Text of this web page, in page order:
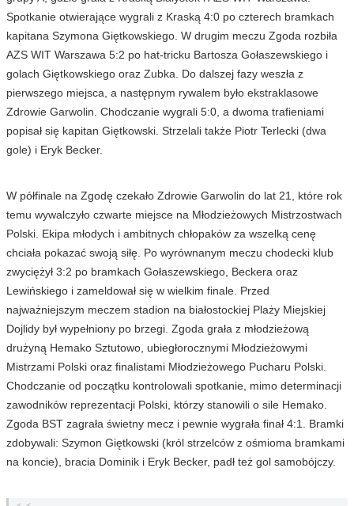
Spotkanie otwierające wygrali z Kraską 4:0 po czterech bramkach
kapitana Szymona Giętkowskiego. W drugim meczu Zgoda rozbiła
AZS WIT Warszawa 5:2 po hat-tricku Bartosza Gołaszewskiego i
golach Giętkowskiego oraz Zubka. Do dalszej fazy weszła z
pierwszego miejsca, a następnym rywalem było ekstraklasowe
Zdrowie Garwolin. Chodczanie wygrali 5:0, a dwoma trafieniami
popisał się kapitan Giętkowski. Strzelali także Piotr Terlecki (dwa
gole) i Eryk Becker.
W półfinale na Zgodę czekało Zdrowie Garwolin do lat 21, które rok
temu wywalczyło czwarte miejsce na Młodzieżowych Mistrzostwach
Polski. Ekipa młodych i ambitnych chłopaków za wszelką cenę
chciała pokazać swoją siłę. Po wyrównanym meczu chodecki klub
zwyciężył 3:2 po bramkach Gołaszewskiego, Beckera oraz
Lewińskiego i zameldował się w wielkim finale. Przed
najważniejszym meczem stadion na białostockiej Plaży Miejskiej
Dojlidy był wypełniony po brzegi. Zgoda grała z młodzieżową
drużyną Hemako Sztutowo, ubiegłorocznymi Młodzieżowymi
Mistrzami Polski oraz finalistami Młodzieżowego Pucharu Polski.
Chodczanie od początku kontrolowali spotkanie, mimo determinacji
zawodników reprezentacji Polski, którzy stanowili o sile Hemako.
Zgoda BST zagrała świetny mecz i pewnie wygrała finał 4:1. Bramki
zdobywali: Szymon Giętkowski (król strzelców z ośmioma bramkami
na koncie), bracia Dominik i Eryk Becker, padł też gol samobójczy.